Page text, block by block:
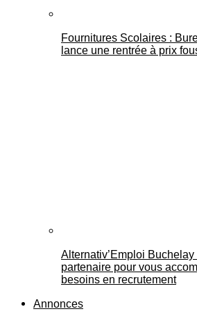
Fournitures Scolaires :
lance une rentrée à prix
Alternativ’Emploi
partenaire pour vous
besoins en recrutement
Annonces